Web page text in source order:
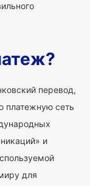
перевод,
платежную сеть
и
для